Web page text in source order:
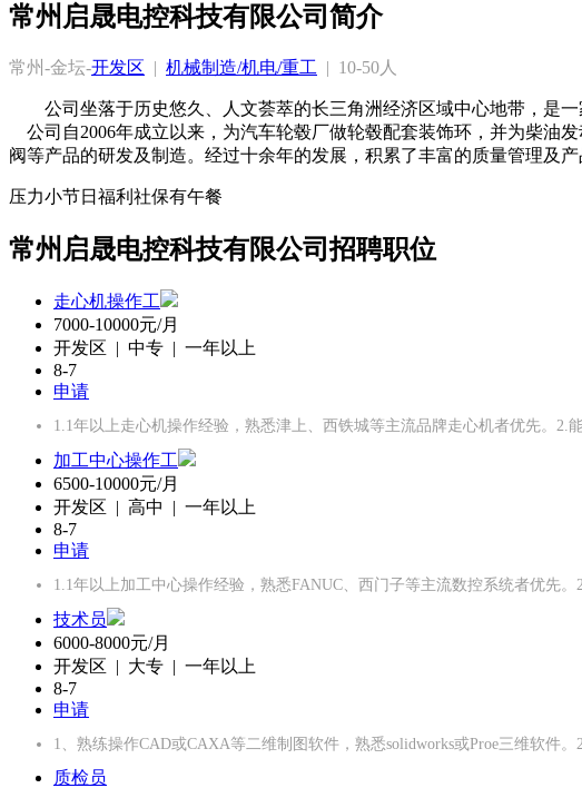
常州启晟电控科技有限公司简介
常州-金坛-开发区 | 机械制造/机电/重工 |  10-50人
公司坐落于历史悠久、人文荟萃的长三角洲经济区域中心地带，是一
公司自2006年成立以来，为汽车轮毂厂做轮毂配套装饰环，并为柴油
压力小节日福利 社保有午餐
常州启晟电控科技有限公司招聘职位
走心机操作工
7000-10000元/月
开发区 | 中专 | 一年以上
8-7
申请
1.1年以上走心机操作经验，熟悉津上、西铁城等主流品牌走心机者优先。2.
加工中心操作工
6500-10000元/月
开发区 | 高中 | 一年以上
8-7
申请
1.1年以上加工中心操作经验，熟悉FANUC、西门子等主流数控系统者优先
技术员
6000-8000元/月
开发区 | 大专 | 一年以上
8-7
申请
1、熟练操作CAD或CAXA等二维制图软件，熟悉solidworks或Proe三维软件
质检员